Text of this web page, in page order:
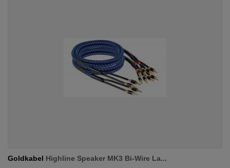
Goldkabel Highline Speaker MK3 Bi-Wire La...